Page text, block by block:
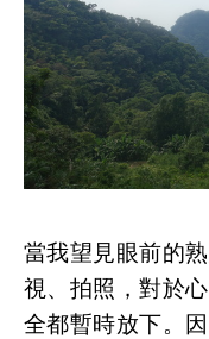
當我望見眼前的
視、拍照，對於
全都暫時放下。